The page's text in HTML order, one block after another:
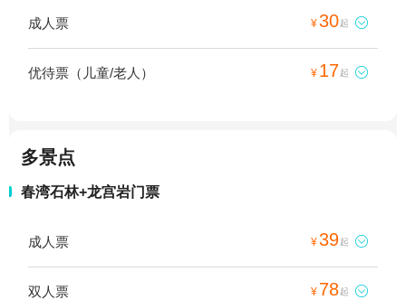
成人票 ¥30起 
优待票（儿童/老人） ¥ 17起 
多景点
春湾石林+龙宫岩门票
成人票 ¥39起 
双人票 ¥ 78起 